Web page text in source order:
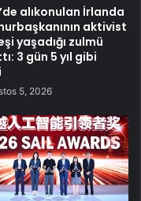
alıkonulan İrlanda
aktivist
yaşadığı zulmü
3 gün 5 yıl gibi
5, 2026